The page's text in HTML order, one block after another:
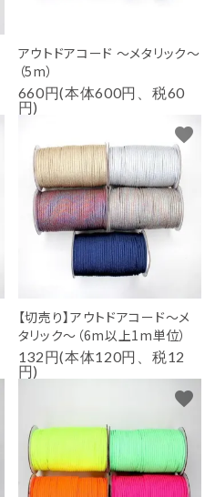
アウトドアコード ～メタリック～
（5m）
660円(本体600円、税60
円)
【切売り】アウトドアコード～メ
タリック～（6m以上1m単位）
132円(本体120円、税12
円)
favorite
favorite